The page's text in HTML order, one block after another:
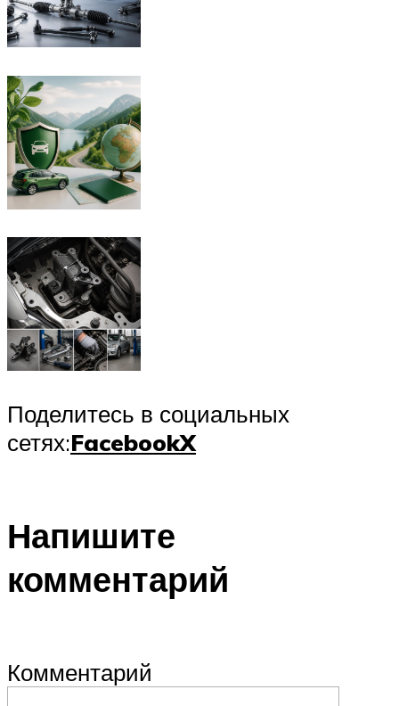
Поделитесь в социальных
сетях:FacebookX
Напишите
комментарий
Комментарий